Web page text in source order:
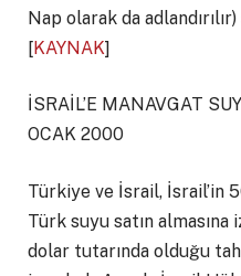
Nap olarak da
[KAYNAK]
İSRAİL’E MANAVGAT
OCAK 2000
Türkiye ve İsrail, İsrail’in
Türk suyu satın
dolar tutarında olduğu